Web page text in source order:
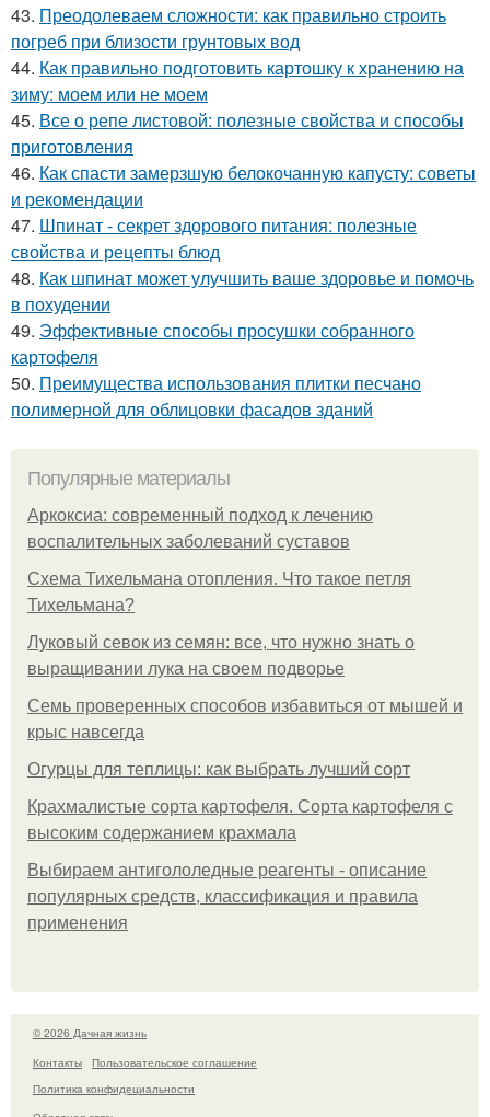
43. Преодолеваем сложности: как правильно строить
погреб при близости грунтовых вод
44. Как правильно подготовить картошку к хранению на
зиму: моем или не моем
45. Все о репе листовой: полезные свойства и способы
приготовления
46. Как спасти замерзшую белокочанную капусту: советы
и рекомендации
47. Шпинат - секрет здорового питания: полезные
свойства и рецепты блюд
48. Как шпинат может улучшить ваше здоровье и помочь
в похудении
49. Эффективные способы просушки собранного
картофеля
50. Преимущества использования плитки песчано
полимерной для облицовки фасадов зданий
Популярные материалы
Аркоксиа: современный подход к лечению
воспалительных заболеваний суставов
Схема Тихельмана отопления. Что такое петля
Тихельмана?
Луковый севок из семян: все, что нужно знать о
выращивании лука на своем подворье
Семь проверенных способов избавиться от мышей и
крыс навсегда
Огурцы для теплицы: как выбрать лучший сорт
Крахмалистые сорта картофеля. Сорта картофеля с
высоким содержанием крахмала
Выбираем антигололедные реагенты - описание
популярных средств, классификация и правила
применения
© 2026 Дачная жизнь
Контакты
Пользовательское соглашение
Политика конфидециальности